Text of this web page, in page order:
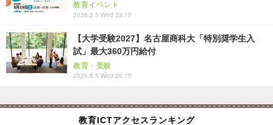
教育イベント
2026.8.5 Wed 23:15
【大学受験2027】名古屋商科大「特別奨学生入
試」最大360万円給付
教育・受験
2026.8.5 Wed 20:15
教育ICTアクセスランキング